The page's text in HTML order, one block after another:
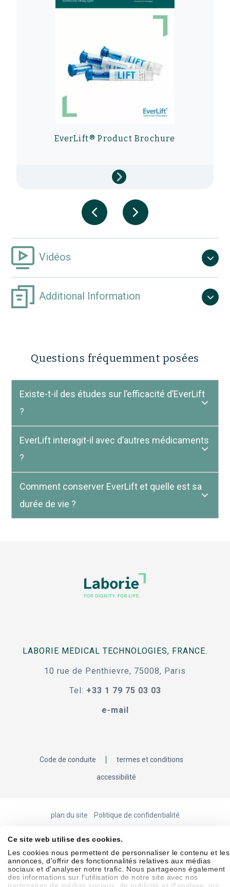
Ce site web utilise des cookies.
Les cookies nous permettent de personnaliser le contenu et les
annonces, d'offrir des fonctionnalités relatives aux médias
sociaux et d'analyser notre trafic. Nous partageons également
des informations sur l'utilisation de notre site avec nos
EverLift® Product Brochure
Vidéos
Additional Information
Questions fréquemment posées
Existe-t-il des études sur l’efficacité d’EverLift
?
EverLift interagit-il avec d’autres médicaments
?
Comment conserver EverLift et quelle est sa
durée de vie ?
LABORIE MEDICAL TECHNOLOGIES, FRANCE.
10 rue de Penthievre, 75008, Paris
Tel: +33 1 79 75 03 03
e-mail
Code de conduite termes et conditions
accessibilité
plan du site Politique de confidentialité
© 2026 Laborie. tous droits réservés